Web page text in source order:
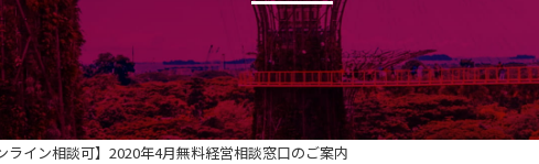
ライン相談可】2020年4月無料経営相談窓口のご案内